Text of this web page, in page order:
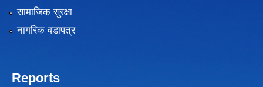
सामाजिक सुरक्षा
नागरिक वडापत्र
Reports